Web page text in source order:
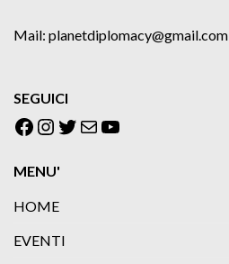
Mail: planetdiplomacy@gmail.com
SEGUICI
Facebook
Instagram
Twitter
EmailYouTube
MENU'
HOME
EVENTI